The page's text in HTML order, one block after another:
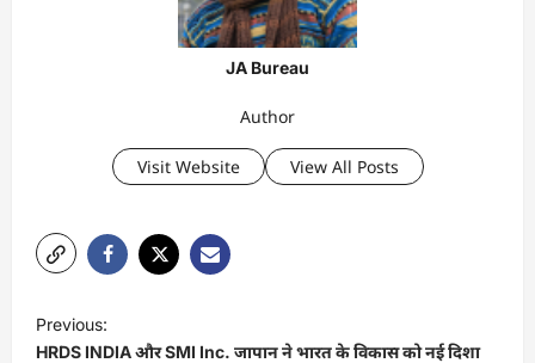
JA Bureau
Author
Visit Website View All Posts
o
Previous:
HRDS INDIA और SMI Inc. जापान ने भारत के विकास को नई दिशा